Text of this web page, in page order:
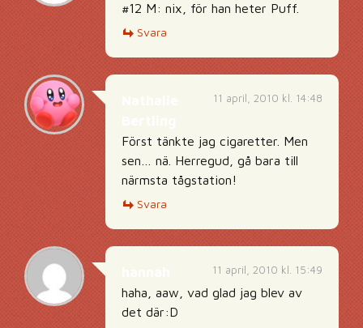
#12 M: nix, för han heter Puff.
Svara
11 april, 2010 kl. 14:48
Först tänkte jag cigaretter. Men
sen… nä. Herregud, gå bara till
närmsta tågstation!
Svara
11 april, 2010 kl. 15:49
haha, aaw, vad glad jag blev av
det där:D